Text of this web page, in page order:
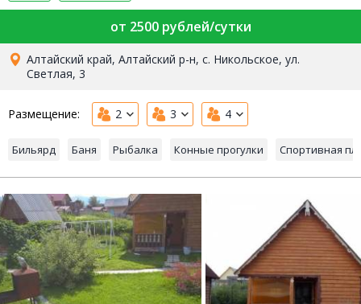
от 2500 рублей/сутки
Алтайский край, Алтайский р-н, с. Никольское, ул.
Светлая, 3
Размещение: 2 3 4
Бильярд Баня Рыбалка Конные прогулки Спортивная